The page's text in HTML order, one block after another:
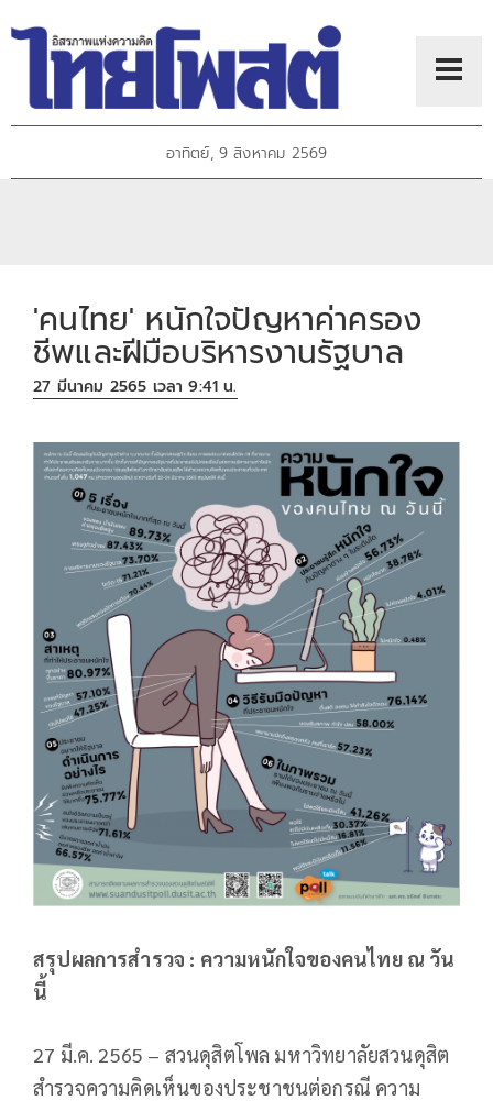
อาทิตย์, 9 สิงหาคม 2569
'คนไทย' หนักใจปัญหาค่าครอง
ชีพและฝีมือบริหารงานรัฐบาล
27 มีนาคม 2565 เวลา 9:41 น.
สรุปผลการสำรวจ : ความหนักใจของคนไทย ณ วัน
นี้
27 มี.ค. 2565 – สวนดุสิตโพล มหาวิทยาลัยสวนดุสิต
สำรวจความคิดเห็นของประชาชนต่อกรณี ความ